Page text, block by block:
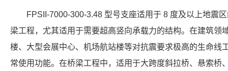
FPSII-7000-300-3.48 型号支座适用于 8 度及以上地震
梁工程，尤其适用于需要超高竖向承载力的结构。在建筑领
楼、大型会展中心、机场航站楼等对抗震要求极高的生命线
常使用功能。在桥梁工程中，适用于大跨度斜拉桥、悬索桥